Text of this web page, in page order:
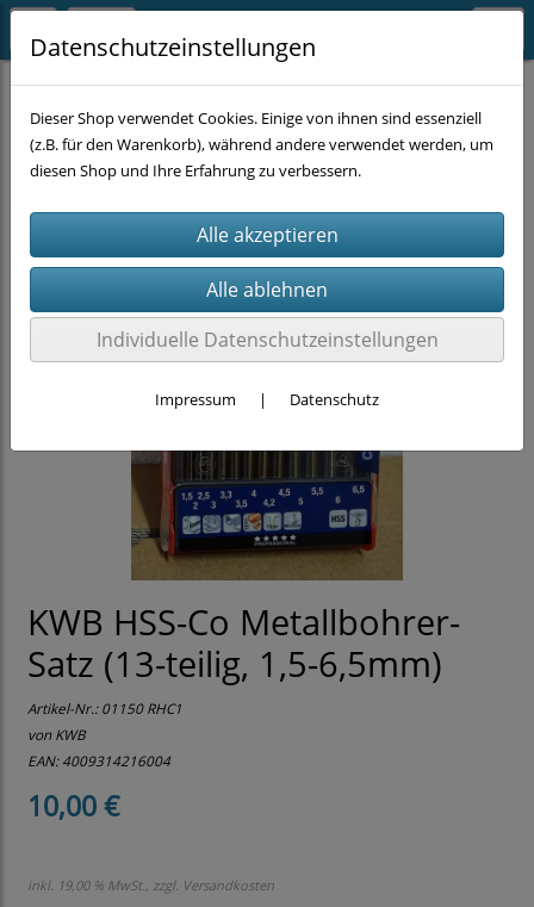
MASCHINEN-ZUBEHÖR BOHREN Metallbohrer
KWB HSS-Co Metallbohrer-
Satz (13-teilig, 1,5-6,5mm)
Artikel-Nr.:01150 RHC1
von KWB
EAN: 4009314216004
10,00 €
inkl. 19,00 % MwSt., zzgl. Versandkosten
Datenschutzeinstellungen
Dieser Shop verwendet Cookies. Einige von ihnen sind essenziell
(z.B. für den Warenkorb), während andere verwendet werden, um
diesen Shop und Ihre Erfahrung zu verbessern.
Individuelle Datenschutzeinstellungen
Impressum | Datenschutz